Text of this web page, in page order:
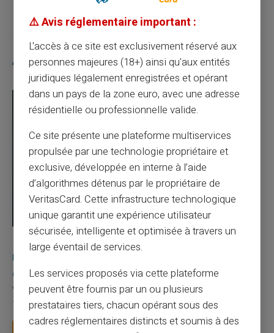
Articles similaires
03/08/2026 Veritas
Une carte bancaire gratuite sans compte, ça
existe ?
Vous avez tapé cette recherche parce que votre banque vous
facture 50 € par an pour une carte que vo...
⚠️ Avis réglementaire important :
L'accès à ce site est exclusivement réservé aux
personnes majeures (18+) ainsi qu'aux entités
juridiques légalement enregistrées et opérant
dans un pays de la zone euro, avec une adresse
résidentielle ou professionnelle valide.
Ce site présente une plateforme multiservices
propulsée par une technologie propriétaire et
exclusive, développée en interne à l’aide
d’algorithmes détenus par le propriétaire de
VeritasCard. Cette infrastructure technologique
unique garantit une expérience utilisateur
sécurisée, intelligente et optimisée à travers un
large éventail de services.
Les services proposés via cette plateforme
peuvent être fournis par un ou plusieurs
prestataires tiers, chacun opérant sous des
cadres réglementaires distincts et soumis à des